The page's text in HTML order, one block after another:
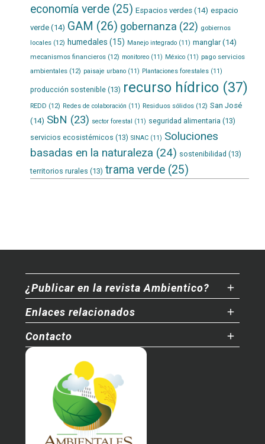
economía verde(25) Espacios verdes(14) espacio
verde(14) GAM (26) gobernanza (22) gobiernos
locales(12) humedales (15) Manejo integrado(11) manglar(14)
mecanismos financieros(12) monitoreo(11) México(11) pago servicios
ambientales(12) paisaje urbano(11) Plantaciones forestales(11)
producción sostenible(13) recurso hídrico(37)
REDD (12) Redes de colaboración (11) Residuos sólidos(12) San José
(14) SbN (23) sector forestal (11) seguridad alimentaria (13)
servicios ecosistémicos (13) SINAC(11) Soluciones
basadas en la naturaleza (24) sostenibilidad (13)
territorios rurales (13) trama verde(25)
¿Publicar en la revista Ambientico?
Enlaces relacionados
Contacto